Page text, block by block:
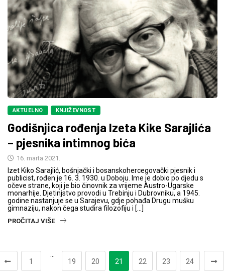
AKTUELNO KNJIŽEVNOST
Godišnjica rođenja Izeta Kike Sarajlića
– pjesnika intimnog bića
16. marta 2021.
Izet Kiko Sarajlić, bošnjački i bosanskohercegovački pjesnik i
publicist, rođen je 16. 3. 1930. u Doboju. Ime je dobio po djedu s
očeve strane, koji je bio činovnik za vrijeme Austro-Ugarske
monarhije. Djetinjstvo provodi u Trebinju i Dubrovniku, a 1945.
godine nastanjuje se u Sarajevu, gdje pohađa Drugu mušku
gimnaziju, nakon čega studira filozofiju i […]
PROČITAJ VIŠE
1
19
20 21 22 23 24